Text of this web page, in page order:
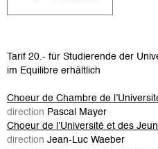
Tarif 20.- für Studierende der
im Equilibre erhältlich
Choeur de Chambre de
direction Pascal Mayer
Choeur de l’Université et des
direction Jean-Luc Waeber